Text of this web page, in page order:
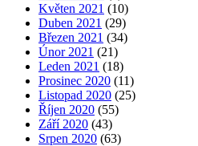
Květen 2021 (10)
Duben 2021 (29)
Březen 2021 (34)
Únor 2021 (21)
Leden 2021 (18)
Prosinec 2020 (11)
Listopad 2020 (25)
Říjen 2020 (55)
Září 2020 (43)
Srpen 2020 (63)